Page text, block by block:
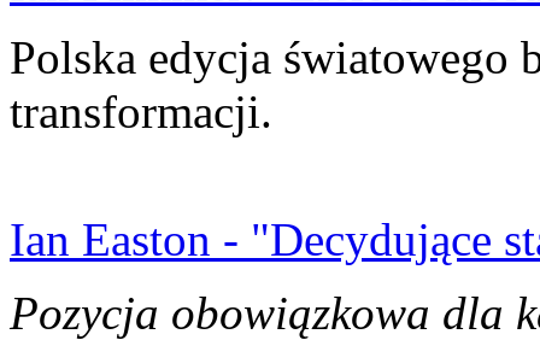
Polska edycja światowego
transformacji.
Ian Easton - "Decydujące
Pozycja obowiązkowa dla